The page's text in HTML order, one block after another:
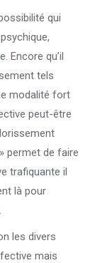
qui
Encore qu’il
tels
modalité fort
peut-être
permet de faire
trafiquante il
là pour
les divers
mais